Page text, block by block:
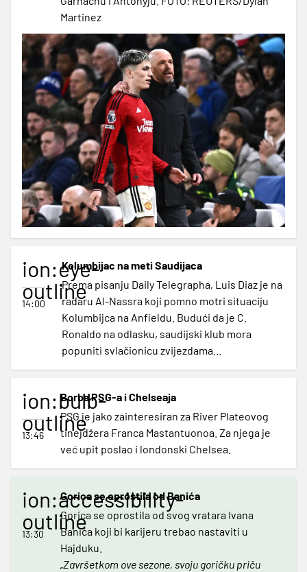
Martinez
ion:eye-
outline
14:00
Kolumbijac na meti Saudijaca
Prema pisanju Daily Telegrapha, Luis Diaz je na
radaru Al-Nassra koji pomno motri situaciju
Kolumbijca na Anfieldu. Budući da je C.
Ronaldo na odlasku, saudijski klub mora
popuniti svlačionicu zvijezdama...
ion:bulb-
outline
13:46
Borba PSG-a i Chelseaja
PSG je jako zainteresiran za River Plateovog
tinejdžera Franca Mastantuonoa. Za njega je
već upit poslao i londonski Chelsea.
ion:accessibility-
outline
13:30
Gorica se oprostila od Banića
Gorica se oprostila od svog vratara Ivana
Banića koji bi karijeru trebao nastaviti u
Hajduku.
„Završetkom ove sezone, svoju goričku priču